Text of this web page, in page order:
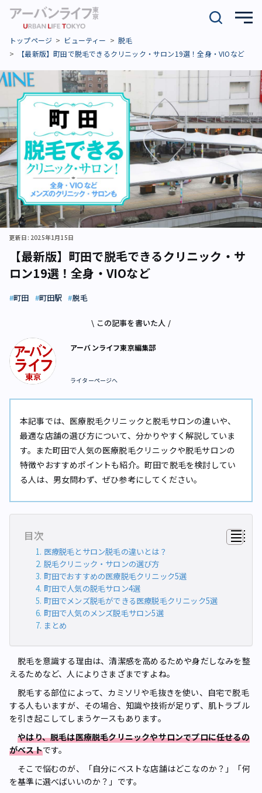
トップページ ビューティー
脱毛
【最新版】町田で脱毛できるクリニック・サロン19選！全身・VIOなど
【最新版】町田で脱毛できるクリニック・サ
ロン19選！全身・VIOなど
更新日: 2025年1月15日
町田 町田駅 脱毛
\ この記事を書いた人 /
アーバンライフ東京編集部
ライターページへ
本記事では、医療脱毛クリニックと脱毛サロンの違いや、
最適な店舗の選び方について、分かりやすく解説していま
す。また町田で人気の医療脱毛クリニックや脱毛サロンの
特徴やおすすめポイントも紹介。町田で脱毛を検討してい
る人は、男女問わず、ぜひ参考にしてください。
目次
医療脱毛とサロン脱毛の違いとは？
脱毛クリニック・サロンの選び方
町田でおすすめの医療脱毛クリニック5選
町田で人気の脱毛サロン4選
町田でメンズ脱毛ができる医療脱毛クリニック5選
町田で人気のメンズ脱毛サロン5選
まとめ
脱毛を意識する理由は、清潔感を高めるためや身だしなみを整
えるためなど、人によりさまざまですよね。
脱毛する部位によって、カミソリや毛抜きを使い、自宅で脱毛
する人もいますが、その場合、知識や技術が足りず、肌トラブル
を引き起こしてしまうケースもあります。
やはり、脱毛は医療脱毛クリニックやサロンでプロに任せるの
がベストです。
そこで悩むのが、「自分にベストな店舗はどこなのか？」「何
を基準に選べばいいのか？」です。